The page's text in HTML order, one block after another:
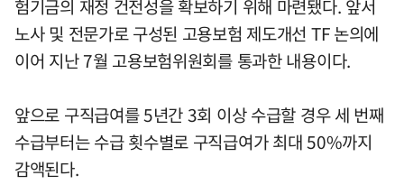
험기금의 재정 건전성을 확보하기 위해 마련됐다. 앞서
노사 및 전문가로 구성된 고용보험 제도개선 TF 논의에
이어 지난 7월 고용보험위원회를 통과한 내용이다.
앞으로 구직급여를 5년간 3회 이상 수급할 경우 세 번째
수급부터는 수급 횟수별로 구직급여가 최대 50%까지
감액된다.